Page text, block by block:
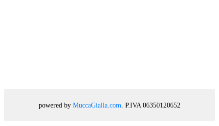
powered by MuccaGialla.com . P.IVA 06350120652